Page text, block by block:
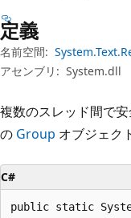
定義
名前空間:
アセンブリ: System.dll
複数のスレッド間で
の Group オブジェク
C#
public static